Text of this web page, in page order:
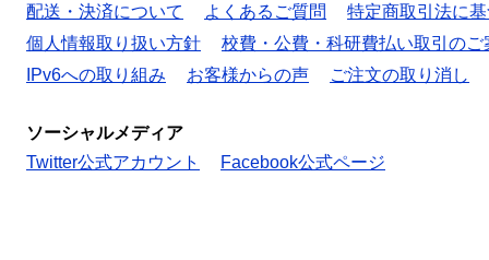
配送・決済について
よくあるご質問
特定商取引法に
個人情報取り扱い方針
校費・公費・科研費払い取引のご
IPv6への取り組み
お客様からの声 ご注文の取り消し
ソーシャルメディア
Twitter公式アカウント
Facebook公式ページ